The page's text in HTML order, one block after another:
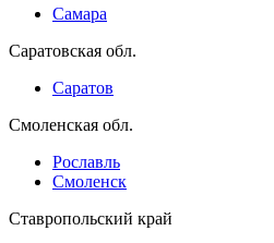
Самара
Саратовская обл.
Саратов
Смоленская обл.
Рославль
Смоленск
Ставропольский край